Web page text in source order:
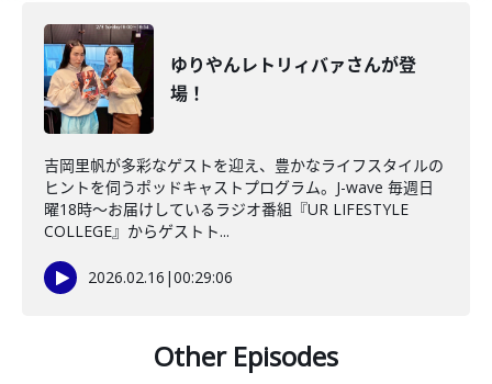
ゆりやんレトリィバァさんが登
場！
吉岡里帆が多彩なゲストを迎え、豊かなライフスタイルの
ヒントを伺うポッドキャストプログラム。J-wave 毎週日
曜18時～お届けしているラジオ番組『UR LIFESTYLE
COLLEGE』からゲストト...
2026.02.16 |00:29:06
Other Episodes